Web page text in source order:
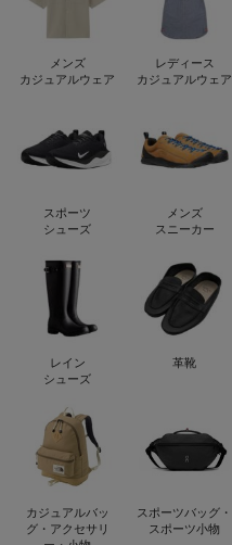
メンズ
カジュアルウェア
レディース
カジュアルウェア
スポーツ
シューズ
メンズ
スニーカー
レイン
シューズ
革靴
カジュアルバッ
グ・アクセサリ
スポーツバッグ・
スポーツ小物